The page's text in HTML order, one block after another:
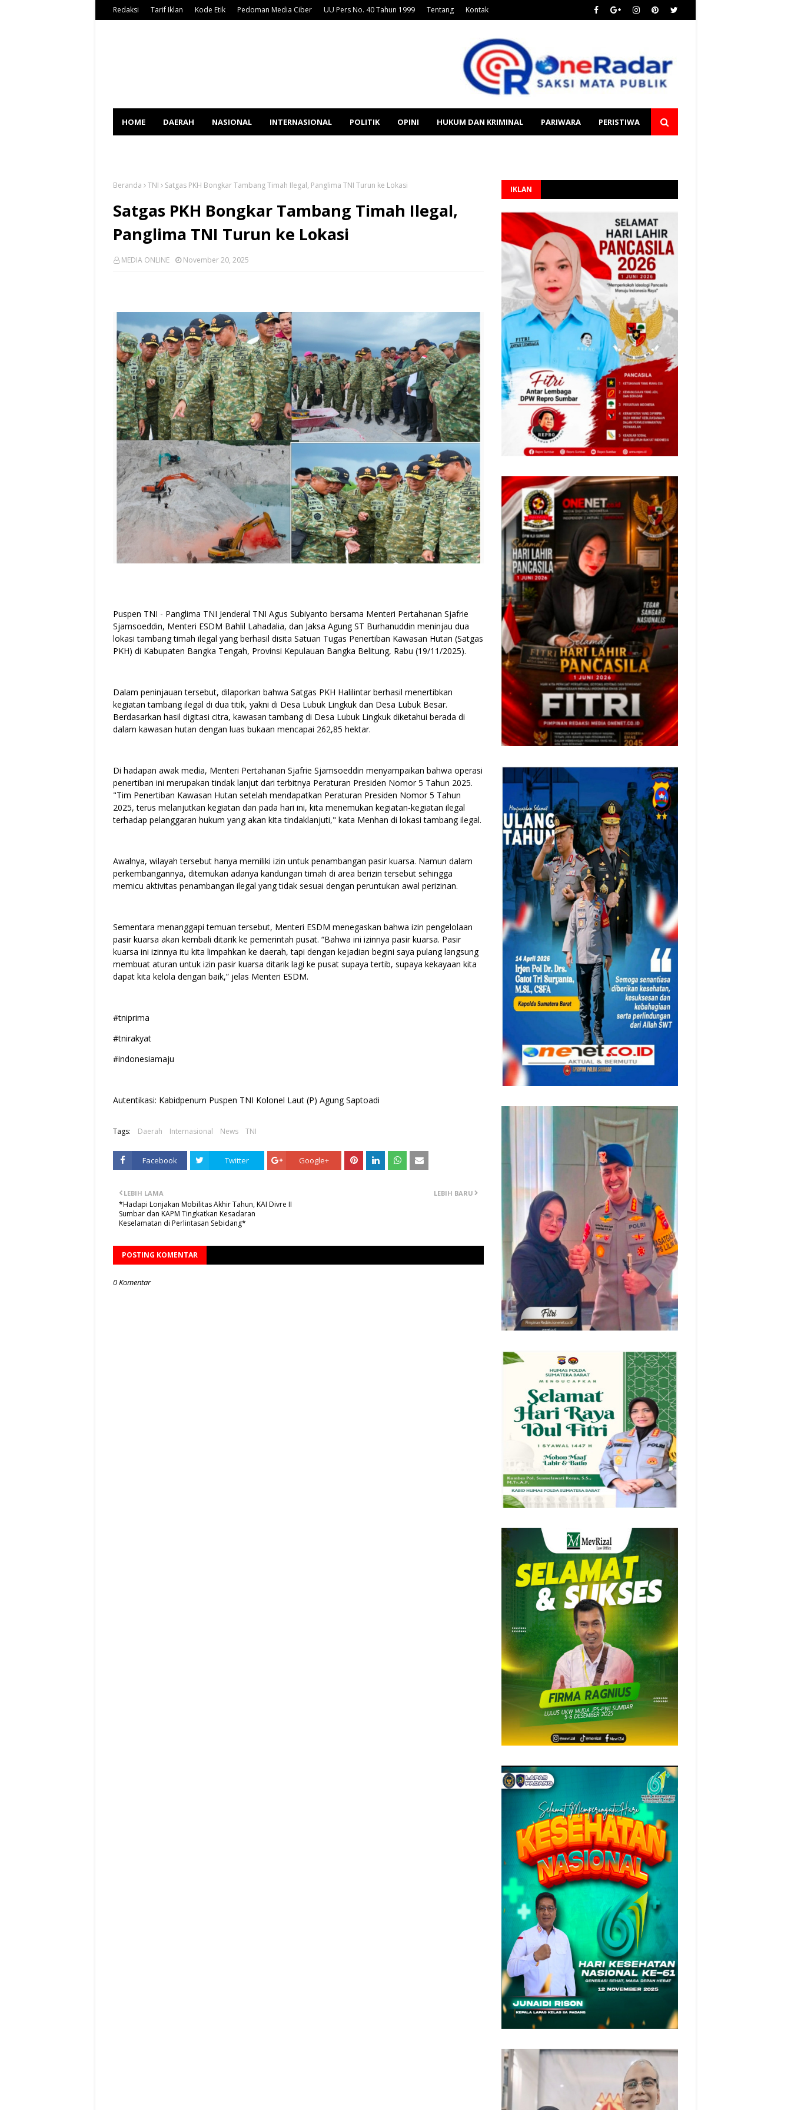
Redaksi Tarif Iklan Kode Etik Pedoman Media Ciber UU Pers No. 40 Tahun 1999 Tentang Kontak
HOME DAERAH NASIONAL INTERNASIONAL POLITIK OPINI HUKUM DAN KRIMINAL PARIWARA PERISTIWA
Beranda TNI Satgas PKH Bongkar Tambang Timah Ilegal, Panglima TNI Turun ke Lokasi
Satgas PKH Bongkar Tambang Timah Ilegal,
Panglima TNI Turun ke Lokasi
MEDIA ONLINE November 20, 2025
Puspen TNI - Panglima TNI Jenderal TNI Agus Subiyanto bersama Menteri Pertahanan Sjafrie
Sjamsoeddin, Menteri ESDM Bahlil Lahadalia, dan Jaksa Agung ST Burhanuddin meninjau dua
lokasi tambang timah ilegal yang berhasil disita Satuan Tugas Penertiban Kawasan Hutan (Satgas
PKH) di Kabupaten Bangka Tengah, Provinsi Kepulauan Bangka Belitung, Rabu (19/11/2025).
Dalam peninjauan tersebut, dilaporkan bahwa Satgas PKH Halilintar berhasil menertibkan
kegiatan tambang ilegal di dua titik, yakni di Desa Lubuk Lingkuk dan Desa Lubuk Besar.
Berdasarkan hasil digitasi citra, kawasan tambang di Desa Lubuk Lingkuk diketahui berada di
dalam kawasan hutan dengan luas bukaan mencapai 262,85 hektar.
Di hadapan awak media, Menteri Pertahanan Sjafrie Sjamsoeddin menyampaikan bahwa operasi
penertiban ini merupakan tindak lanjut dari terbitnya Peraturan Presiden Nomor 5 Tahun 2025.
"Tim Penertiban Kawasan Hutan setelah mendapatkan Peraturan Presiden Nomor 5 Tahun
2025, terus melanjutkan kegiatan dan pada hari ini, kita menemukan kegiatan-kegiatan ilegal
terhadap pelanggaran hukum yang akan kita tindaklanjuti," kata Menhan di lokasi tambang ilegal.
Awalnya, wilayah tersebut hanya memiliki izin untuk penambangan pasir kuarsa. Namun dalam
perkembangannya, ditemukan adanya kandungan timah di area berizin tersebut sehingga
memicu aktivitas penambangan ilegal yang tidak sesuai dengan peruntukan awal perizinan.
Sementara menanggapi temuan tersebut, Menteri ESDM menegaskan bahwa izin pengelolaan
pasir kuarsa akan kembali ditarik ke pemerintah pusat. “Bahwa ini izinnya pasir kuarsa. Pasir
kuarsa ini izinnya itu kita limpahkan ke daerah, tapi dengan kejadian begini saya pulang langsung
membuat aturan untuk izin pasir kuarsa ditarik lagi ke pusat supaya tertib, supaya kekayaan kita
dapat kita kelola dengan baik,” jelas Menteri ESDM.
#tniprima
#tnirakyat
#indonesiamaju
Autentikasi: Kabidpenum Puspen TNI Kolonel Laut (P) Agung Saptoadi
Tags: Daerah Internasional News TNI
Facebook Twitter Google+
LEBIH BARU
LEBIH LAMA
*Hadapi Lonjakan Mobilitas Akhir Tahun, KAI Divre II
Sumbar dan KAPM Tingkatkan Kesadaran
Keselamatan di Perlintasan Sebidang*
POSTING KOMENTAR
0 Komentar
IKLAN